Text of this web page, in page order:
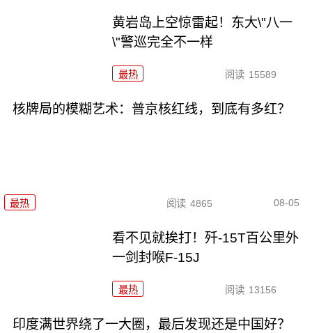
黄岩岛上空惊雷起！东大\"八一
\"警巡完全不一样
最热 阅读 15589
核牌局的模糊艺术：普京核红线，到底有多红？
最热 阅读 4865 08-05
看不见就挨打！歼-15T百公里外
一剑封喉F-15J
最热 阅读 13156
印度满世界绕了一大圈，最后发现还是中国好？